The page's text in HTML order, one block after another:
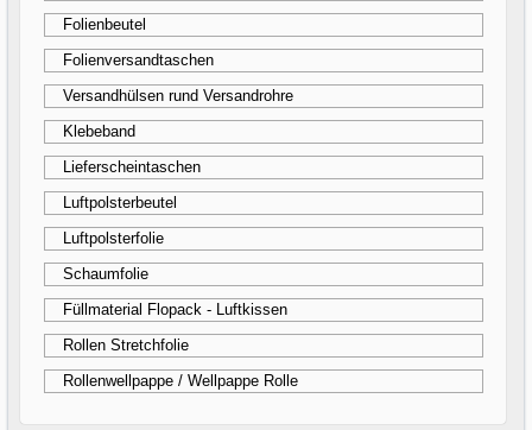
Folienbeutel
Folienversandtaschen
Versandhülsen rund Versandrohre
Klebeband
Lieferscheintaschen
Luftpolsterbeutel
Luftpolsterfolie
Schaumfolie
Füllmaterial Flopack - Luftkissen
Rollen Stretchfolie
Rollenwellpappe / Wellpappe Rolle